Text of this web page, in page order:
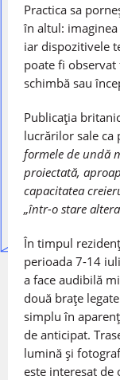
Practica sa
în altul:
iar dispozitivele
poate fi observat
schimbă sau
Publicația
lucrărilor sale ca
formele de undă
proiectată,
capacitatea
„într-o stare
În timpul
perioada 7-14
a face audibilă
două brațe
simplu în
de anticipat.
lumină și
este interesat de